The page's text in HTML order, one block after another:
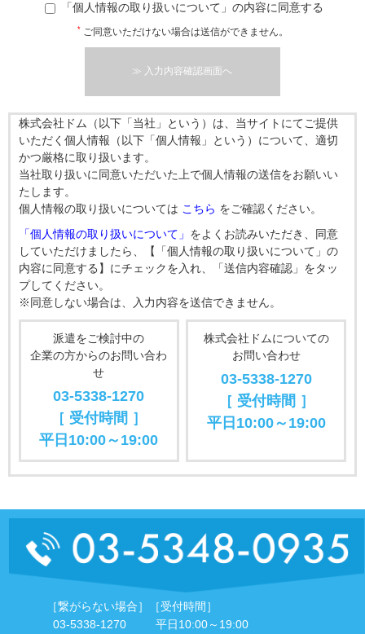
「個人情報の取り扱いについて」の内容に同意する
* ご同意いただけない場合は送信ができません。
株式会社ドム（以下「当社」という）は、当サイトにてご提供
いただく個人情報（以下「個人情報」という）について、適切
かつ厳格に取り扱います。
当社取り扱いに同意いただいた上で個人情報の送信をお願いい
たします。
個人情報の取り扱いについては こちら をご確認ください。
「個人情報の取り扱いについて」 をよくお読みいただき、同意
していただけましたら、【「個人情報の取り扱いについて」の
内容に同意する】にチェックを入れ、「送信内容確認」をタッ
プしてください。
※同意しない場合は、入力内容を送信できません。
派遣をご検討中の
企業の方からのお問い合わ
せ
03-5338-1270
［ 受付時間 ］
平日10:00～19:00
株式会社ドムについての
お問い合わせ
03-5338-1270
［ 受付時間 ］
平日10:00～19:00
［繋がらない場合］
03-5338-1270
［受付時間］
平日10:00～19:00